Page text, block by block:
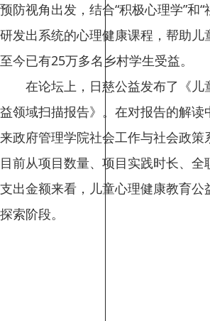
预防视角出发，结合“积极心理学”和
研发出系统的心理健康课程，帮助儿
至今已有25万多名乡村学生受益。
在论坛上，日慈公益发布了《儿
益领域扫描报告》。在对报告的解读
来政府管理学院社会工作与社会政策
目前从项目数量、项目实践时长、全
支出金额来看，儿童心理健康教育公
探索阶段。